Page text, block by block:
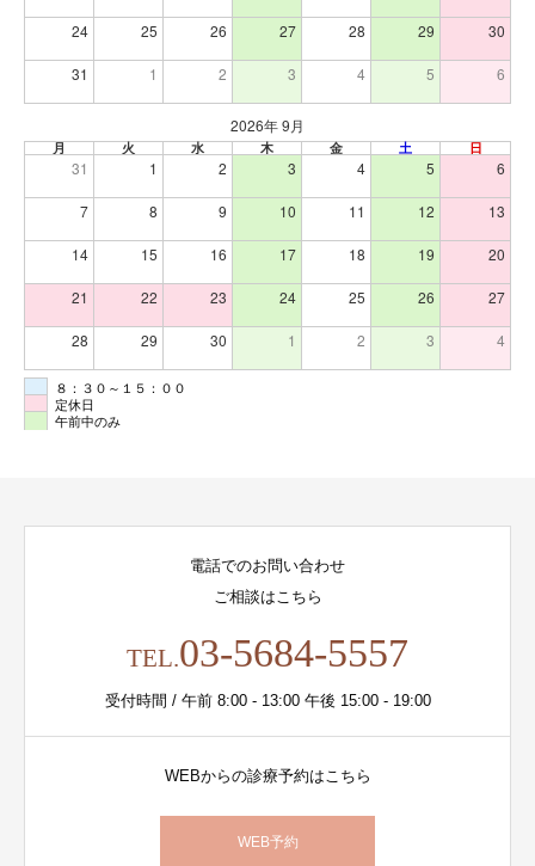
24 25 26 27 28 29 30
31 1 2 3 4 5 6
2026年 9月
月 火 水 木 金 土 日
31 1 2 3 4 5 6
7 8 9 10 11 12 13
14 15 16 17 18 19 20
21 22 23 24 25 26 27
28 29 30 1 2 3 4
８：３０～１５：００
定休日
午前中のみ
電話でのお問い合わせ
ご相談はこちら
TEL.03-5684-5557
受付時間 / 午前 8:00 - 13:00 午後 15:00 - 19:00
WEBからの診療予約はこちら
WEB予約